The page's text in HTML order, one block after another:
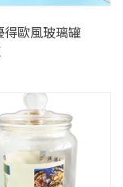
得歐風玻璃罐